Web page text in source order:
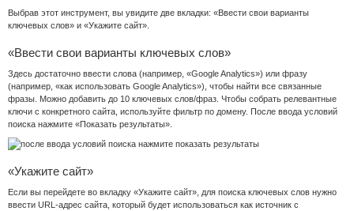
Выбрав этот инструмент, вы увидите две вкладки: «Ввести свои варианты
ключевых слов» и «Укажите сайт».
«Ввести свои варианты ключевых слов»
Здесь достаточно ввести слова (например, «Google Analytics») или фразу
(например, «как использовать Google Analytics»), чтобы найти все связанные
фразы. Можно добавить до 10 ключевых слов/фраз. Чтобы собрать релевантные
ключи с конкретного сайта, используйте фильтр по домену. После ввода условий
поиска нажмите «Показать результаты».
«Укажите сайт»
Если вы перейдете во вкладку «Укажите сайт», для поиска ключевых слов нужно
ввести URL-адрес сайта, который будет использоваться как источник с